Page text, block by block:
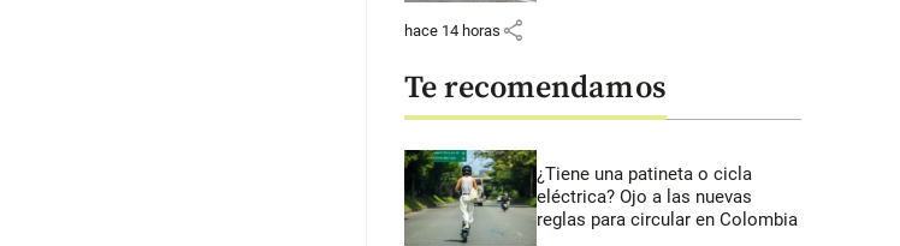
hace 14 horas share
Te recomendamos
¿Tiene una patineta o cicla
eléctrica? Ojo a las nuevas
reglas para circular en Colombia